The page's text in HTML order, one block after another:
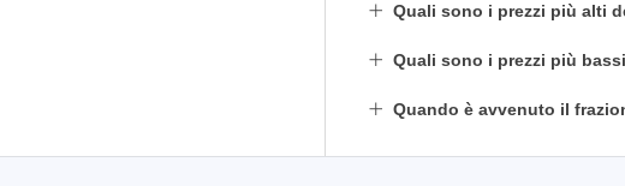
Quali sono i prezzi più alti
Quali sono i prezzi più
Quando è avvenuto il